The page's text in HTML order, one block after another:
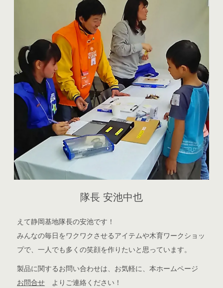
隊長 安池中也
えて静岡基地隊長の安池です！
みんなの毎日をワクワクさせるアイテムや木育ワークショッ
プで、一人でも多くの笑顔を作りたいと思っています。
製品に関するお問い合わせは、お気軽に、本ホームページ
お問合せ よりご連絡ください！